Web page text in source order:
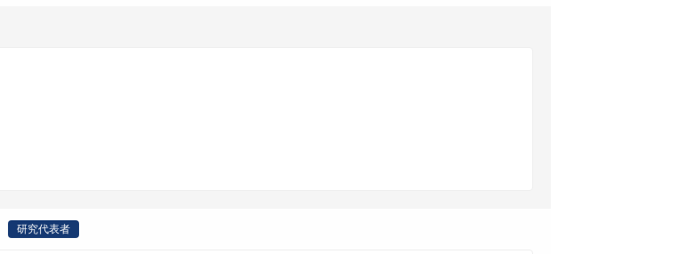
研究代表者